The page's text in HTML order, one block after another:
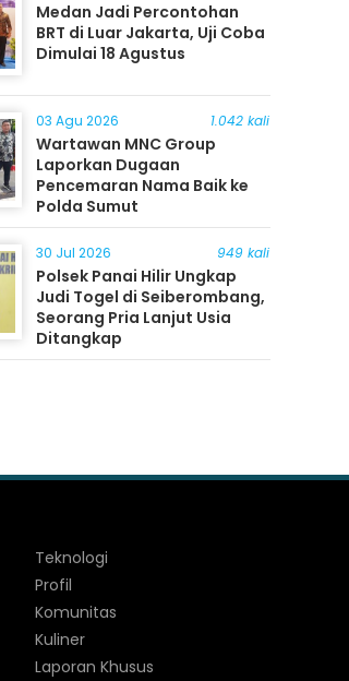
Medan Jadi Percontohan
BRT di Luar Jakarta, Uji Coba
Dimulai 18 Agustus
03 Agu 2026 1.042 kali
Wartawan MNC Group
Laporkan Dugaan
Pencemaran Nama Baik ke
Polda Sumut
30 Jul 2026 949 kali
Polsek Panai Hilir Ungkap
Judi Togel di Seiberombang,
Seorang Pria Lanjut Usia
Ditangkap
Teknologi
Profil
Komunitas
Kuliner
Laporan Khusus